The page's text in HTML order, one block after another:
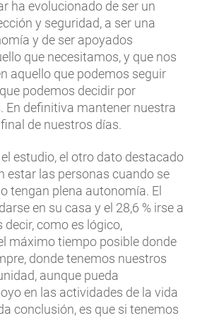
ha evolucionado de ser un
y seguridad, a ser una
y de ser apoyados
que necesitamos, y que nos
aquello que podemos seguir
podemos decidir por
En definitiva mantener nuestra
de nuestros días.
estudio, el otro dato destacado
estar las personas cuando se
tengan plena autonomía. El
en su casa y el 28,6 % irse a
decir, como es lógico,
máximo tiempo posible donde
donde tenemos nuestros
aunque pueda
en las actividades de la vida
conclusión, es que si tenemos